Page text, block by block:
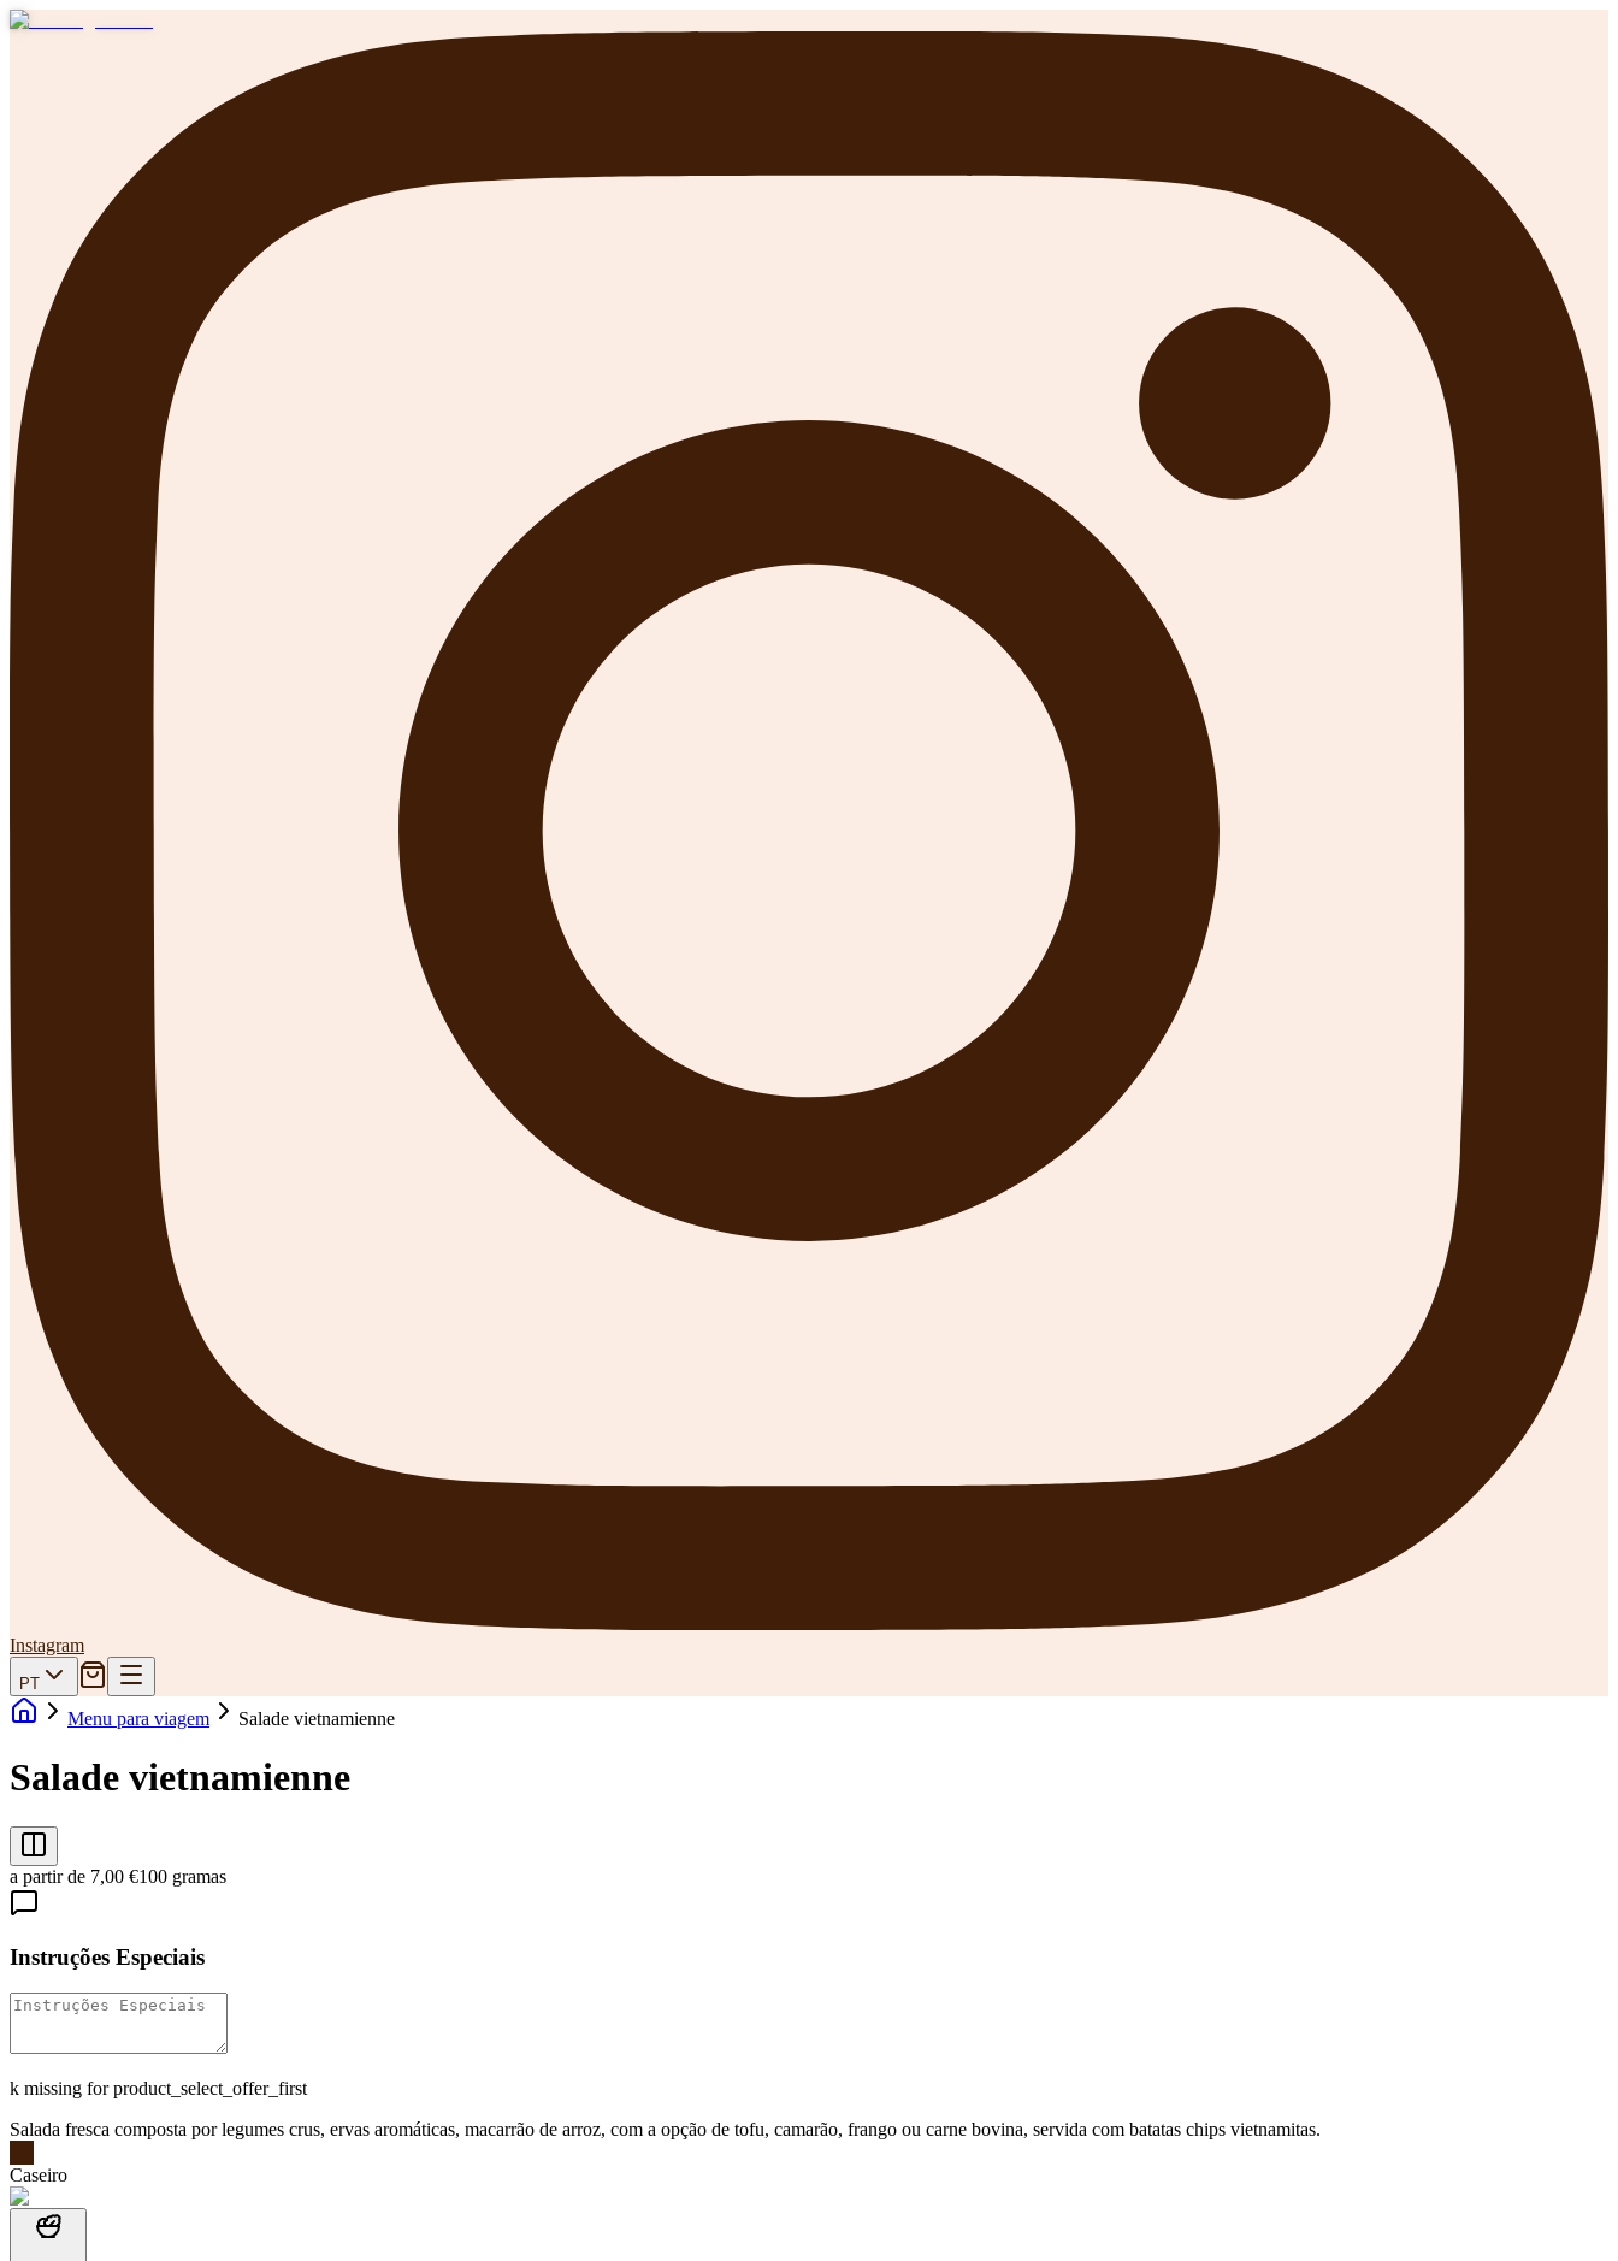
Instagram
PT
Menu para viagem Salade vietnamienne
Salade vietnamienne
a partir de 7,00 €100 gramas
Instruções Especiais
k missing for product_select_offer_first
Salada fresca composta por legumes crus, ervas aromáticas, macarrão de arroz, com a opção de tofu, camarão, frango ou carne bovina, servida com batatas chips vietnamitas.
Caseiro